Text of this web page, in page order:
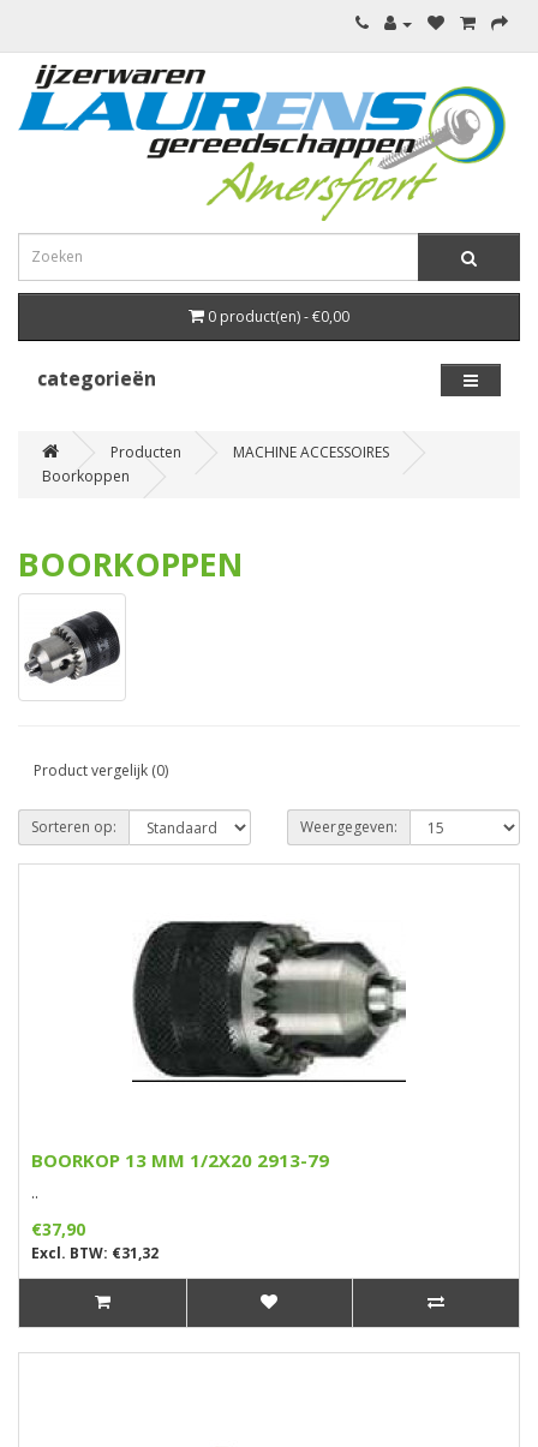
0 product(en) - €0,00
categorieën
Producten
MACHINE ACCESSOIRES
Boorkoppen
BOORKOPPEN
Product vergelijk (0)
Sorteren op: Weergegeven:
BOORKOP 13 MM 1/2X20 2913-79
..
€37,90
Excl. BTW: €31,32